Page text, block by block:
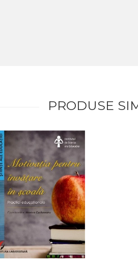
PRODUSE